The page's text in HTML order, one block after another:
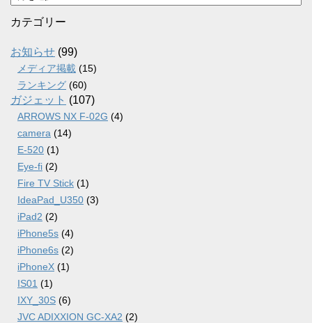
ー
カ
ブ
カテゴリー
お知らせ (99)
メディア掲載 (15)
ランキング (60)
ガジェット (107)
ARROWS NX F-02G (4)
camera (14)
E-520 (1)
Eye-fi (2)
Fire TV Stick (1)
IdeaPad_U350 (3)
iPad2 (2)
iPhone5s (4)
iPhone6s (2)
iPhoneX (1)
IS01 (1)
IXY_30S (6)
JVC ADIXXION GC-XA2 (2)